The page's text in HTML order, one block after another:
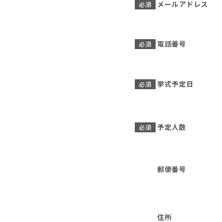
必須 メールアドレス
必須 電話番号
必須 挙式予定日
必須 予定人数
郵便番号
住所